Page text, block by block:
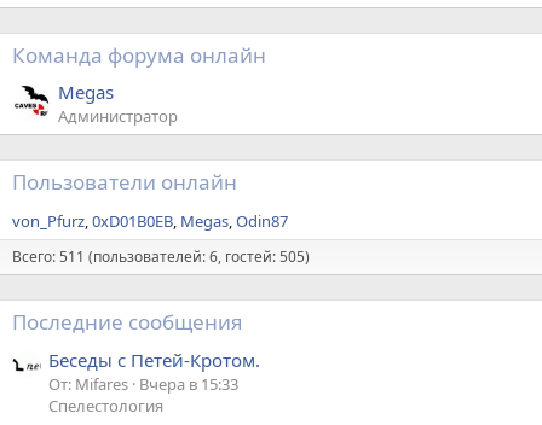
Команда форума онлайн
Megas
Администратор
Пользователи онлайн
von_Pfurz 0xD01B0EB Megas Odin87
Всего: 511 (пользователей: 6, гостей: 505)
Последние сообщения
Беседы с Петей-Кротом.
От: Mifares Вчера в 15:33
Спелестология